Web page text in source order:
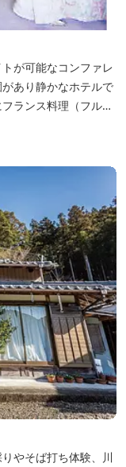
が可能なコンファレ
あり静かなホテルで
ランス料理（フルコ
やそば打ち体験、川